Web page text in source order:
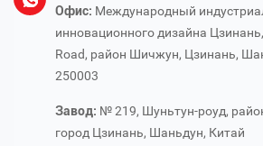
Офис: Международный
инновационного дизайна
Road, район Шичжун, Цзинань,
250003
Завод: № 219, Шуньтун-роуд,
город Цзинань, Шаньдун, Китай